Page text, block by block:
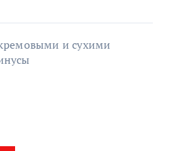
и сухими